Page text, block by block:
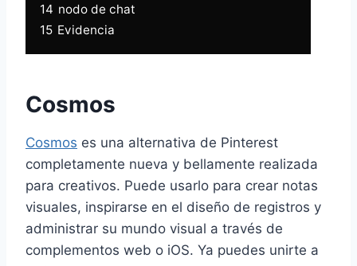
14 nodo de chat
15 Evidencia
Cosmos
Cosmos es una alternativa de Pinterest
completamente nueva y bellamente realizada
para creativos. Puede usarlo para crear notas
visuales, inspirarse en el diseño de registros y
administrar su mundo visual a través de
complementos web o iOS. Ya puedes unirte a